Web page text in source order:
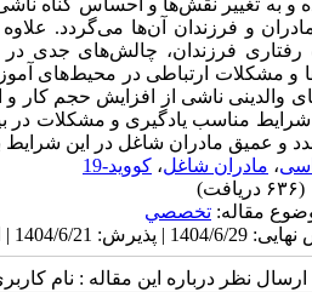
و فرزندان آن‌ها می‌گردد. علاوه
فرزندان، چالش‌های جدی در
و مشکلات ارتباطی در محیط‌های
والدینی ناشی از افزایش حجم کار
شرایط مناسب یادگیری و مشکلات در
و عمیق مادران شاغل در این شرایط
، مادران شاغل، کووید-19
(۶۳۶ دریافت)
مقاله: تخصصي
ارسال نظر درباره این مقاله : نام